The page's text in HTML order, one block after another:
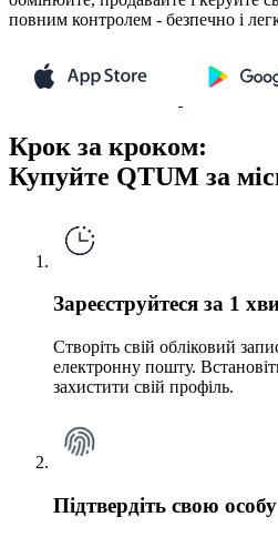
повним контролем - безпечно і
Крок за кроком:
Купуйте QTUM за
Зареєструйтеся за 1
Створіть свій обліковий
електронну пошту.
захистити свій профіль.
Підтвердіть свою особу